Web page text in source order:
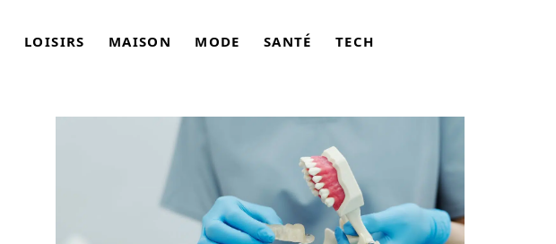
LOISIRS MAISON MODE SANTÉ TECH